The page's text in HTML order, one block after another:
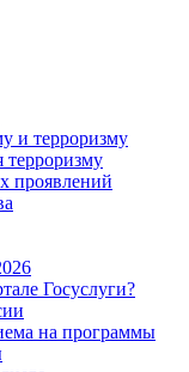
и терроризму
терроризму
проявлений
Госуслуги?
на программы